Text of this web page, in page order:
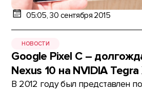
05:05, 30 сентября 2015
НОВОСТИ
Google Pixel C –
Nexus 10 на NVIDIA Tegra
В 2012 году был представлен